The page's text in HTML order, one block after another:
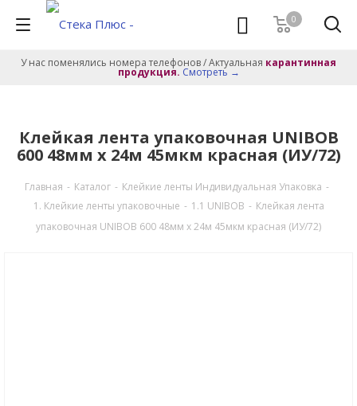
0
У нас поменялись номера телефонов / Актуальная карантинная
продукция. Смотреть →
Клейкая лента упаковочная UNIBOB
600 48мм х 24м 45мкм красная (ИУ/72)
Главная - Каталог - Клейкие ленты Индивидуальная Упаковка -
1. Клейкие ленты упаковочные - 1.1 UNIBOB - Клейкая лента
упаковочная UNIBOB 600 48мм х 24м 45мкм красная (ИУ/72)